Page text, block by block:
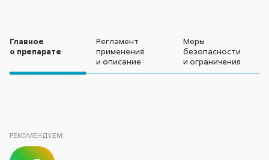
Главное
о препарате
Регламент
применения
и описание
Меры
безопасности
и ограничения
РЕКОМЕНДУЕМ: